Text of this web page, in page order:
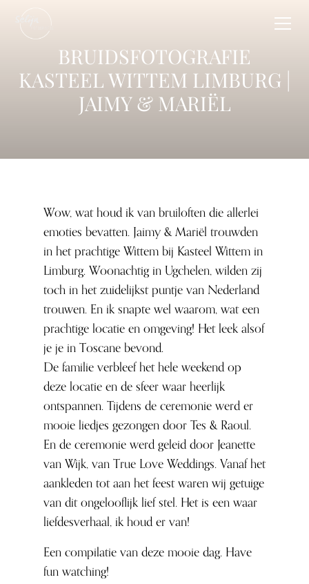
BRUIDSFOTOGRAFIE
KASTEEL WITTEM LIMBURG |
JAIMY & MARIËL
Wow, wat houd ik van bruiloften die allerlei
emoties bevatten. Jaimy & Mariël trouwden
in het prachtige Wittem bij Kasteel Wittem in
Limburg. Woonachtig in Ugchelen, wilden zij
toch in het zuidelijkst puntje van Nederland
trouwen. En ik snapte wel waarom, wat een
prachtige locatie en omgeving! Het leek alsof
je je in Toscane bevond.
De familie verbleef het hele weekend op
deze locatie en de sfeer waar heerlijk
ontspannen. Tijdens de ceremonie werd er
mooie liedjes gezongen door Tes & Raoul.
En de ceremonie werd geleid door Jeanette
van Wijk, van True Love Weddings. Vanaf het
aankleden tot aan het feest waren wij getuige
van dit ongelooflijk lief stel. Het is een waar
liefdesverhaal, ik houd er van!
Een compilatie van deze mooie dag. Have
fun watching!